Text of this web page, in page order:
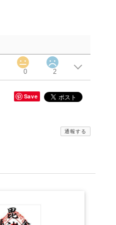
0 2
Save
通報する